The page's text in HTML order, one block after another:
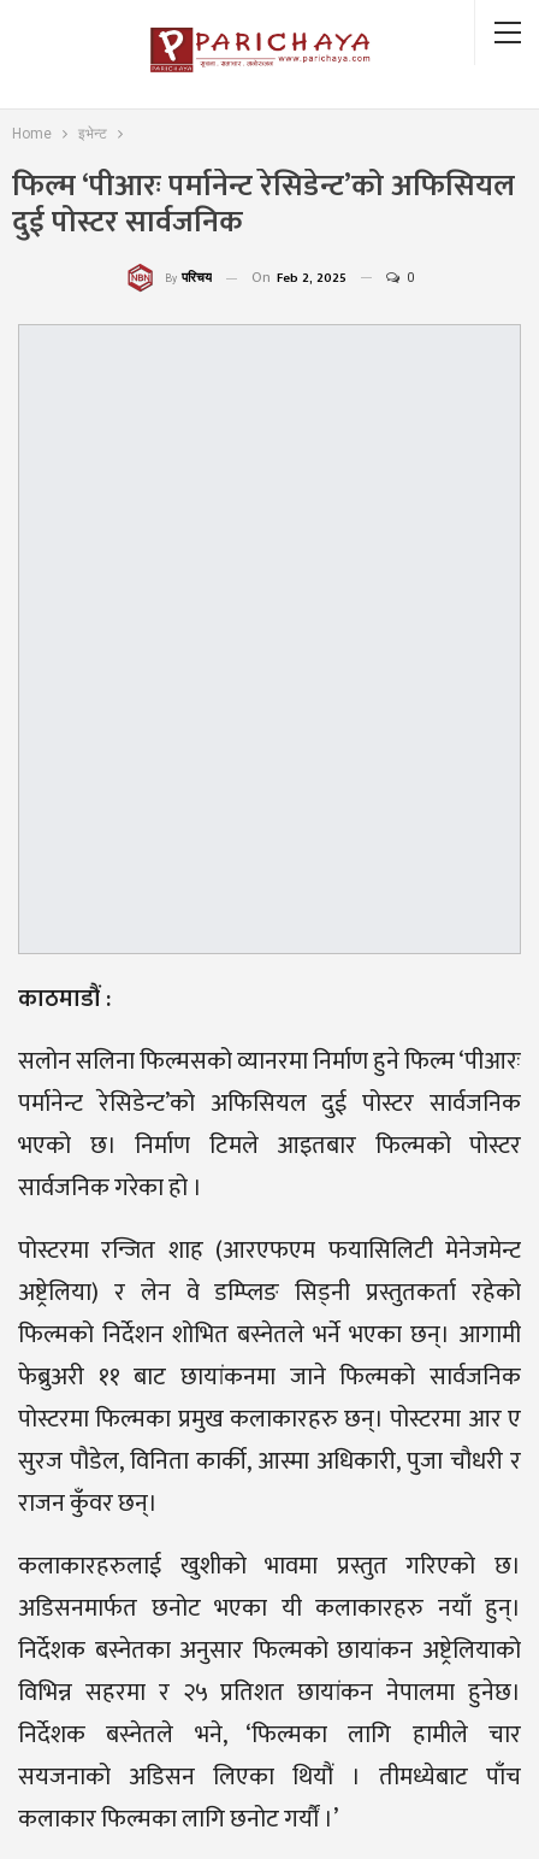
Home इभेन्ट
फिल्म ‘पीआरः पर्मानेन्ट रेसिडेन्ट’को अफिसियल
दुई पोस्टर सार्वजनिक
By परिचय On Feb 2, 2025 0
काठमाडौं :
सलोन सलिना फिल्मसको व्यानरमा निर्माण हुने फिल्म ‘पीआरः
पर्मानेन्ट रेसिडेन्ट’को अफिसियल दुई पोस्टर सार्वजनिक
भएको छ। निर्माण टिमले आइतबार फिल्मको पोस्टर
सार्वजनिक गरेका हो ।
पोस्टरमा रन्जित शाह (आरएफएम फयासिलिटी मेनेजमेन्ट
अष्ट्रेलिया) र लेन वे डम्प्लिङ सिड्नी प्रस्तुतकर्ता रहेको
फिल्मको निर्देशन शोभित बस्नेतले भर्ने भएका छन्। आगामी
फेब्रुअरी ११ बाट छायांकनमा जाने फिल्मको सार्वजनिक
पोस्टरमा फिल्मका प्रमुख कलाकारहरु छन्। पोस्टरमा आर ए
सुरज पौडेल, विनिता कार्की, आस्मा अधिकारी, पुजा चौधरी र
राजन कुँवर छन्।
कलाकारहरुलाई खुशीको भावमा प्रस्तुत गरिएको छ।
अडिसनमार्फत छनोट भएका यी कलाकारहरु नयाँ हुन्।
निर्देशक बस्नेतका अनुसार फिल्मको छायांकन अष्ट्रेलियाको
विभिन्न सहरमा र २५ प्रतिशत छायांकन नेपालमा हुनेछ।
निर्देशक बस्नेतले भने, ‘फिल्मका लागि हामीले चार
सयजनाको अडिसन लिएका थियौं । तीमध्येबाट पाँच
कलाकार फिल्मका लागि छनोट गर्यौं ।’